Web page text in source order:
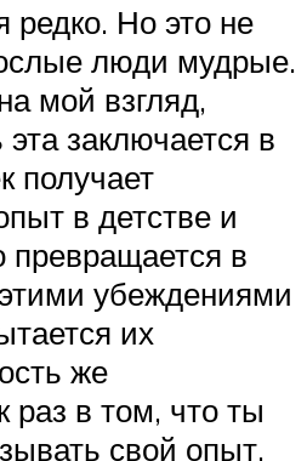
редко. Но это не
люди мудрые.
мой взгляд,
заключается в
получает
в детстве и
превращается в
убеждениями
их
же
раз в том, что ты
свой опыт,